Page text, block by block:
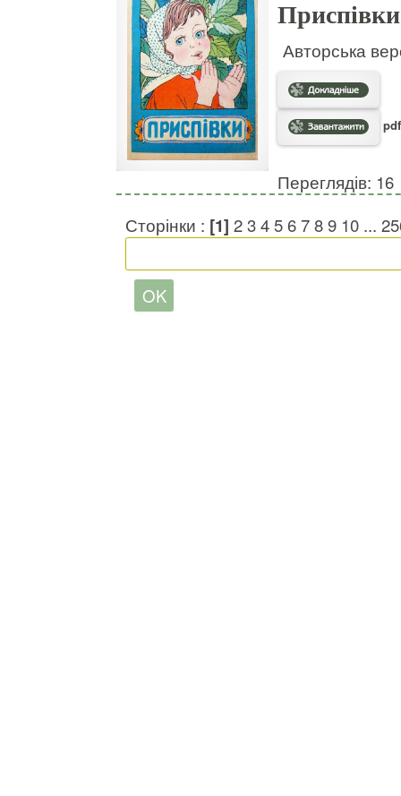
Приспівки
Авторська
Переглядів: 16
Сторінки : [1] 23456789 10 ...